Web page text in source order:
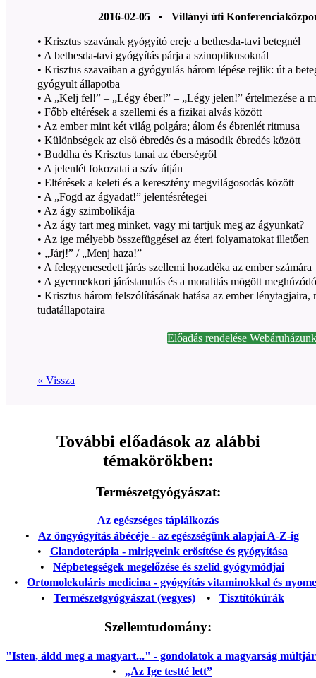
2016-02-05 • Villányi úti
• Krisztus szavának gyógyító ereje a bethesda-tavi betegnél
• A bethesda-tavi gyógyítás párja a szinoptikusoknál
• Krisztus szavaiban a gyógyulás három lépése rejlik: út a
gyógyult állapotba
• A „Kelj fel!” – „Légy éber!” – „Légy jelen!” értelmezése a
• Főbb eltérések a szellemi és a fizikai alvás között
• Az ember mint két világ polgára; álom és ébrenlét ritmusa
• Különbségek az első ébredés és a második ébredés között
• Buddha és Krisztus tanai az éberségről
• A jelenlét fokozatai a szív útján
• Eltérések a keleti és a keresztény megvilágosodás között
• A „Fogd az ágyadat!” jelentésrétegei
• Az ágy szimbolikája
• Az ágy tart meg minket, vagy mi tartjuk meg az ágyunkat?
• Az ige mélyebb összefüggései az éteri folyamatokat illetően
• „Járj!” / „Menj haza!”
• A felegyenesedett járás szellemi hozadéka az ember számára
• A gyermekkori járástanulás és a moralitás mögött
• Krisztus három felszólításának hatása az ember lénytagjaira,
tudatállapotaira
Előadás rendelése
« Vissza
További előadások az alábbi
témakörökben:
Természetgyógyászat:
Az egészséges táplálkozás
• Az öngyógyítás ábécéje - az egészségünk alapjai A-Z-ig
• Glandoterápia - mirigyeink erősítése és gyógyítása
• Népbetegségek megelőzése és szelíd gyógymódjai
• Ortomolekuláris medicina - gyógyítás vitaminokkal és
• Természetgyógyászat (vegyes)• Tisztítókúrák
Szellemtudomány:
"Isten, áldd meg a magyart..." - gondolatok a magyarság
• „Az Ige testté lett”